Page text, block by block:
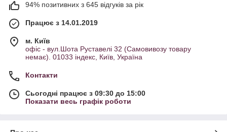
94% позитивних з 645 відгуків за рік
Працює з 14.01.2019
м. Київ
офіс - вул.Шота Руставелі 32 (Самовивозу товару
немає). 01033 індекс, Київ, Україна
Контакти
Сьогодні працює з 09:30 до 15:00
Показати весь графік роботи